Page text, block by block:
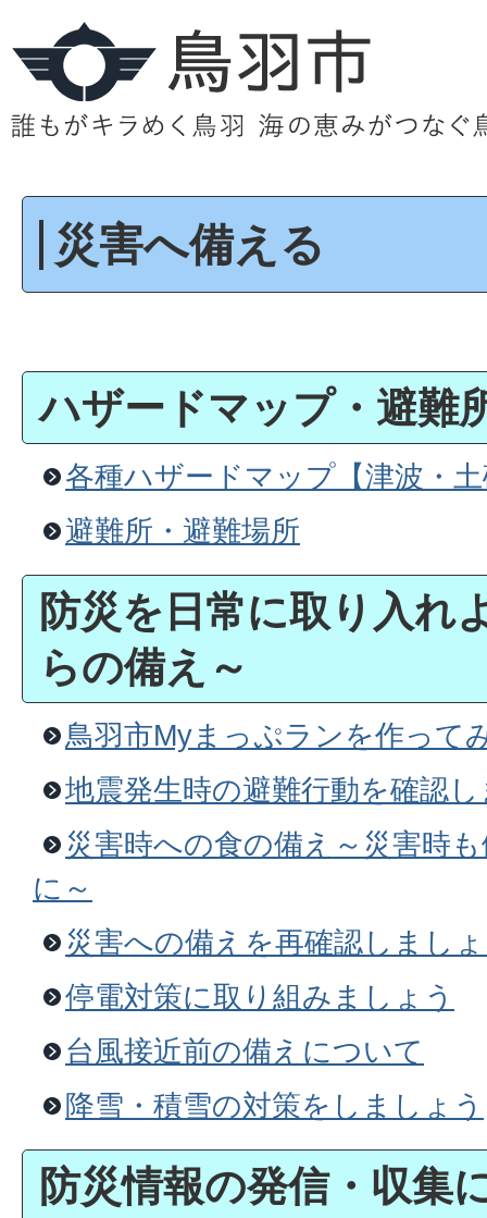
災害へ備える
ハザードマップ・避難
各種ハザードマップ【津波・
避難所・避難場所
防災を日常に取り入れ
らの備え～
鳥羽市Myまっぷランを作って
地震発生時の避難行動を確認
災害時への食の備え～災害時
に～
災害への備えを再確認しまし
停電対策に取り組みましょう
台風接近前の備えについて
降雪・積雪の対策をしましょう
防災情報の発信・収集